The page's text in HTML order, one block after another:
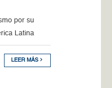
por su
Latina
LEER MÁS